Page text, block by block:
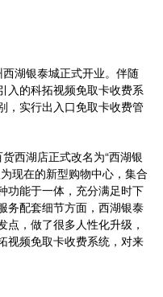
湖银泰城正式开业。伴随
入的科拓视频免取卡收费系
，实行出入口免取卡收费管
西湖店正式改名为“西湖银
现在的新型购物中心，集合
功能于一体，充分满足时下
务配套细节方面，西湖银泰
，做了很多人性化升级，
视频免取卡收费系统，对来